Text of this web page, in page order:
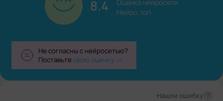
8.4
Оценка нейросети
Нейро.топ
Не согласны с нейросетью?
Поставьтесвою оценку
Нашли ошибку